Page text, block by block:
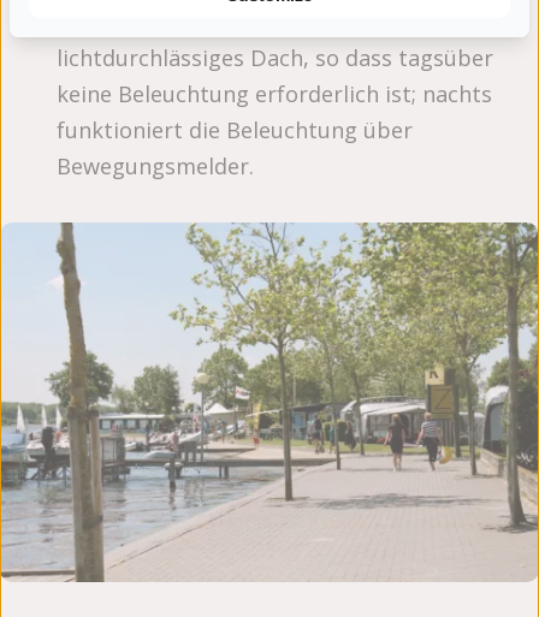
lichtdurchlässiges Dach, so dass tagsüber
keine Beleuchtung erforderlich ist; nachts
funktioniert die Beleuchtung über
Bewegungsmelder.